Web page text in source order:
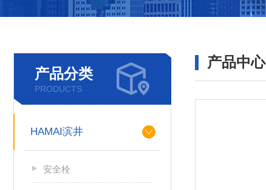
产品分类
PRODUCTS
HAMAI滨井
安全栓
产品中心